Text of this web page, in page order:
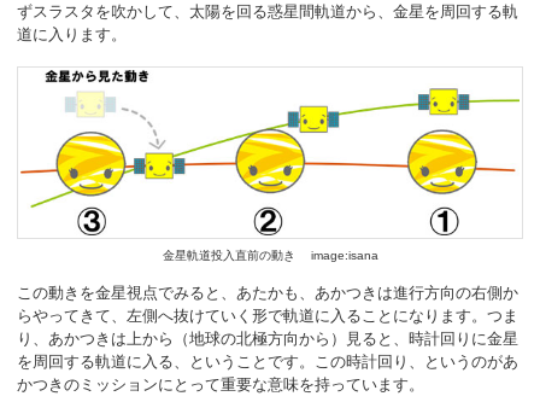
ずスラスタを吹かして、太陽を回る惑星間軌道から、金星を周回する軌
道に入ります。
金星軌道投入直前の動き image:isana
この動きを金星視点でみると、あたかも、あかつきは進行方向の右側か
らやってきて、左側へ抜けていく形で軌道に入ることになります。つま
り、あかつきは上から（地球の北極方向から）見ると、時計回りに金星
を周回する軌道に入る、ということです。この時計回り、というのがあ
かつきのミッションにとって重要な意味を持っています。